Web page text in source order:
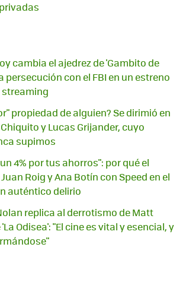
cambia el ajedrez de 'Gambito de
persecución con el FBI en un estreno
propiedad de alguien? Se dirimió en
y Lucas Grijander, cuyo
supimos
4% por tus ahorros": por qué el
Roig y Ana Botín con Speed en el
auténtico delirio
replica al derrotismo de Matt
Odisea': "El cine es vital y esencial, y